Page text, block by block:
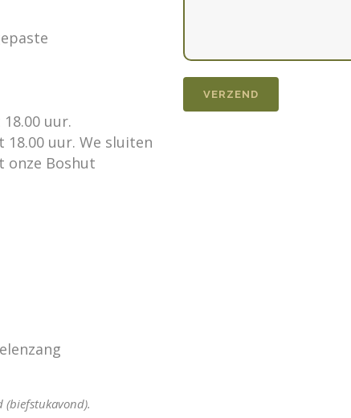
uur.
18.00 uur. We sluiten
onze Boshut
(biefstukavond).